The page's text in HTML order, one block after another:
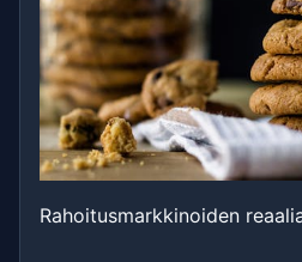
Rahoitusmarkkinoiden